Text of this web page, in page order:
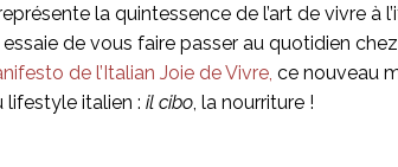
la quintessence de l’art de vivre à
essaie de vous faire passer au quotidien
de l’Italian Joie de Vivre, ce nouveau
lifestyle italien :il cibo, la nourriture !